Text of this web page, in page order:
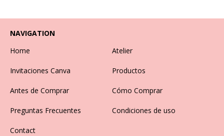
NAVIGATION
Home
Atelier
Invitaciones Canva Productos
Antes de Comprar Cómo Comprar
Preguntas Frecuentes Condiciones de uso
Contact